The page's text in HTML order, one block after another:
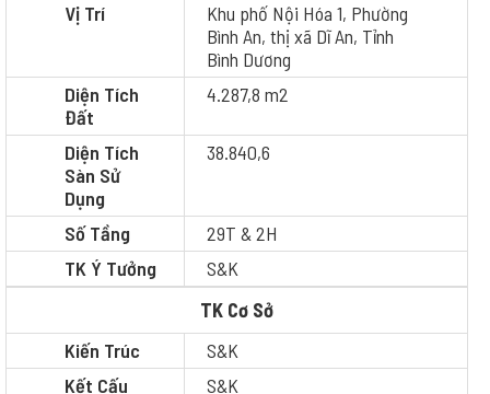
Vị Trí
Khu phố Nội Hóa 1, Phường
Bình An, thị xã Dĩ An, Tỉnh
Bình Dương
Diện Tích
Đất
4.287,8 m2
Diện Tích
Sàn Sử
Dụng
38.840,6
Số Tầng
29T & 2H
TK Ý Tưởng
S&K
TK Cơ Sở
Kiến Trúc
S&K
Kết Cấu
S&K